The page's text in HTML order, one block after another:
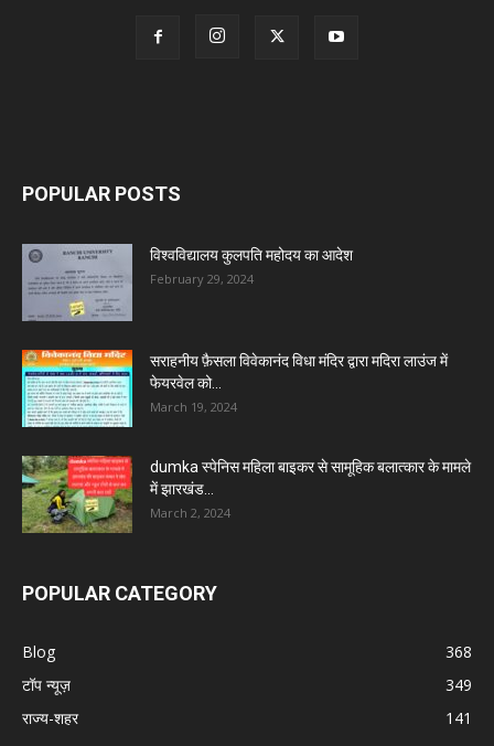
POPULAR POSTS
विश्वविद्यालय कुलपति महोदय का आदेश
February 29, 2024
सराहनीय फ़ैसला विवेकानंद विधा मंदिर द्वारा मदिरा लाउंज में
फेयरवेल को...
March 19, 2024
dumka स्पेनिस महिला बाइकर से सामूहिक बलात्कार के मामले
में झारखंड...
March 2, 2024
POPULAR CATEGORY
Blog
368
टॉप न्यूज़
349
राज्य-शहर
141